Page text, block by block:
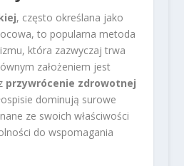
, często określana jako
to popularna metoda
która zazwyczaj trwa
założeniem jest
przywrócenie zdrowotnej
dominują surowe
ze swoich właściwości
do wspomagania